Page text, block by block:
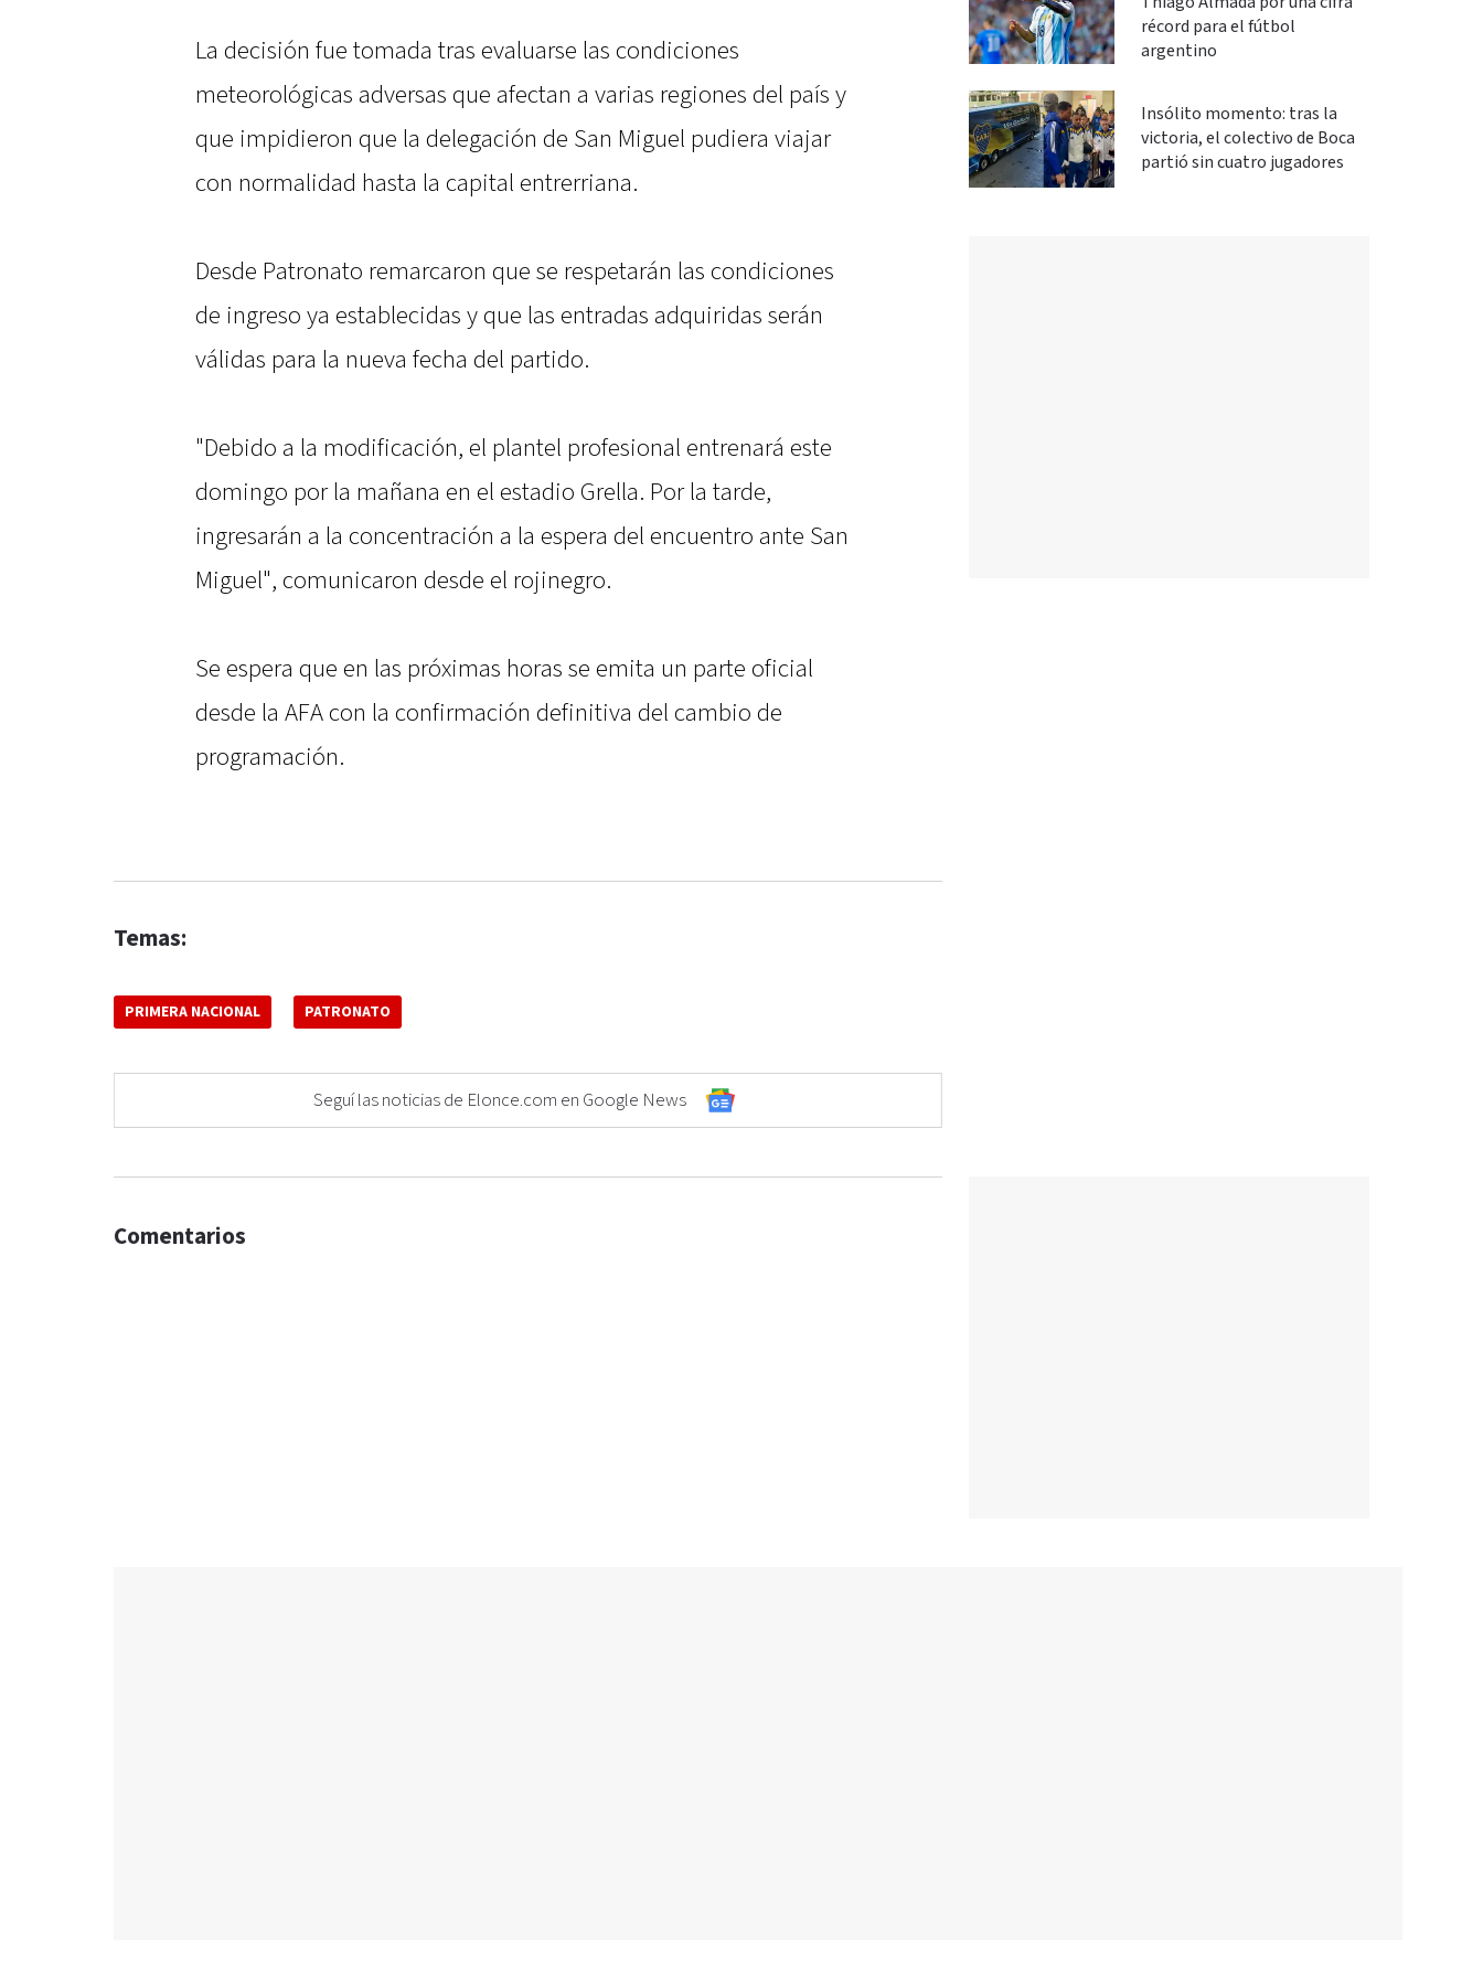
La decisión fue tomada tras evaluarse las condiciones
meteorológicas adversas que afectan a varias regiones del país y
que impidieron que la delegación de San Miguel pudiera viajar
con normalidad hasta la capital entrerriana.
Desde Patronato remarcaron que se respetarán las condiciones
de ingreso ya establecidas y que las entradas adquiridas serán
válidas para la nueva fecha del partido.
"Debido a la modificación, el plantel profesional entrenará este
domingo por la mañana en el estadio Grella. Por la tarde,
ingresarán a la concentración a la espera del encuentro ante San
Miguel", comunicaron desde el rojinegro.
Se espera que en las próximas horas se emita un parte oficial
desde la AFA con la confirmación definitiva del cambio de
programación.
Temas:
PRIMERA NACIONAL PATRONATO
Seguí las noticias de Elonce.com en Google News
récord para el fútbol
argentino
Insólito momento: tras la
victoria, el colectivo de Boca
partió sin cuatro jugadores
Comentarios